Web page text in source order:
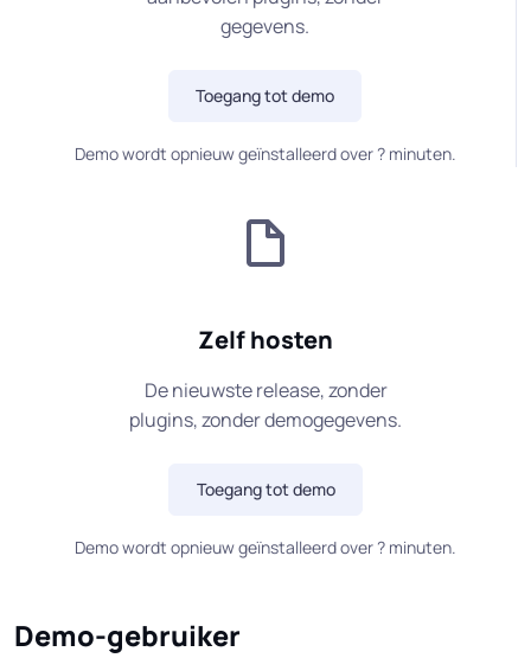
gegevens.
Toegang tot demo
Demo wordt opnieuw geïnstalleerd over ?minuten.
Zelf hosten
De nieuwste release, zonder
plugins, zonder demogegevens.
Toegang tot demo
Demo wordt opnieuw geïnstalleerd over ? minuten.
Demo-gebruiker